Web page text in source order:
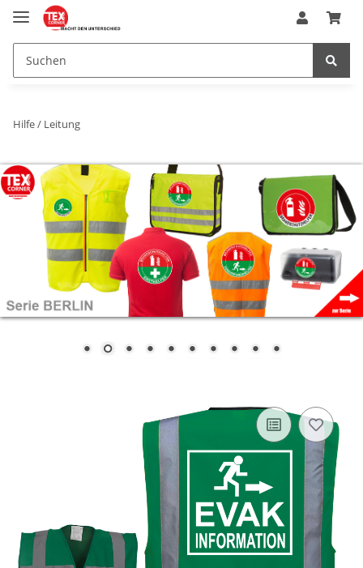
Hilfe / Leitung